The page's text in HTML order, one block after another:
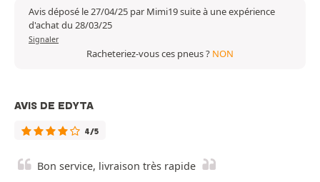
Avis déposé le 27/04/25 par Mimi19 suite à une expérience
d'achat du 28/03/25
Signaler
Racheteriez-vous ces pneus ? NON
AVIS DE EDYTA
4/5
Bon service, livraison très rapide